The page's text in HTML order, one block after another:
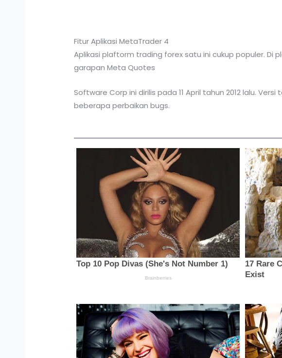
Fitur Aplikasi MetaTrader 4
Aplikasi plaftorm trading forex satu ini cukup populer. Di
garapan Meta Quotes
Software Corp ini dirilis pada 11 April tahun 2012 lalu.
beberapa perbaikan bugs.